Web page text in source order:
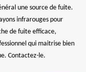
une source de fuite.
infrarouges pour
de fuite efficace,
qui maitrise bien
Contactez-le.